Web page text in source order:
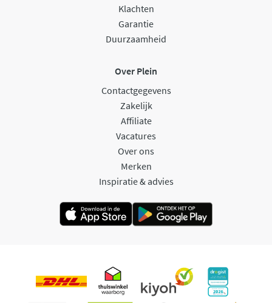
Klachten
Garantie
Duurzaamheid
Over Plein
Contactgegevens
Zakelijk
Affiliate
Vacatures
Over ons
Merken
Inspiratie & advies